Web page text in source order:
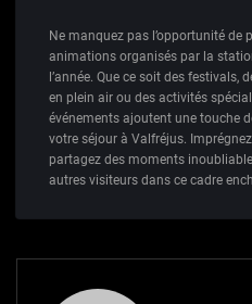
Ne manquez pas l’opportunité de
animations organisés par la
l’année. Que ce soit des festivals,
en plein air ou des activités
événements ajoutent une touche
votre séjour à Valfréjus.
partagez des moments
autres visiteurs dans ce cadre